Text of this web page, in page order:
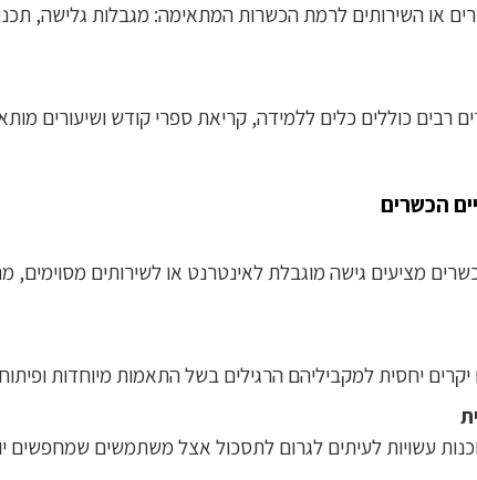
או השירותים לרמת הכשרות המתאימה: מגבלות גלישה,
רבים כוללים כלים ללמידה, קריאת ספרי קודש ושיעורים
הכשרים
מציעים גישה מוגבלת לאינטרנט או לשירותים מסוימים,
יחסית למקביליהם הרגילים בשל התאמות מיוחדות
עשויות לעיתים לגרום לתסכול אצל משתמשים שמחפשים